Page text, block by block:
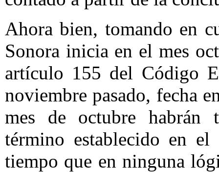
Ahora bien, tomando en
Sonora inicia en el mes
artículo 155 del Código
noviembre pasado, fecha
mes de octubre habrán
término establecido en el
tiempo que en ninguna